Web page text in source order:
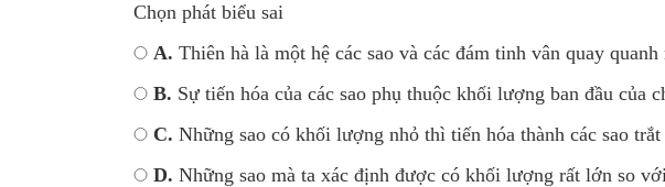
Chọn phát biểu sai
A. Thiên hà là một hệ các sao và các đám tinh vân quay quanh
B. Sự tiến hóa của các sao phụ thuộc khối lượng ban đầu của
C. Những sao có khối lượng nhỏ thì tiến hóa thành các sao trắt
D. Những sao mà ta xác định được có khối lượng rất lớn so